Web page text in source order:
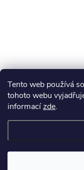
Tento web používá
tohoto webu
informacízde.